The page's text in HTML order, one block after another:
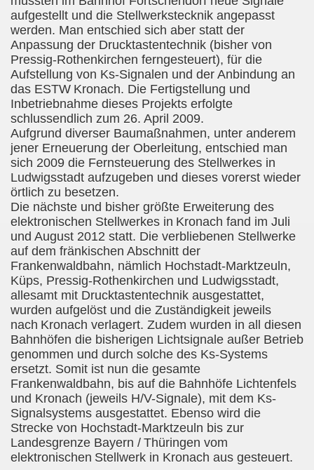
aufgestellt und die Stellwerkstecknik angepasst
werden. Man entschied sich aber statt der
Anpassung der Drucktastentechnik (bisher von
Pressig-Rothenkirchen ferngesteuert), für die
Aufstellung von Ks-Signalen und der Anbindung an
das ESTW Kronach. Die Fertigstellung und
Inbetriebnahme dieses Projekts erfolgte
schlussendlich zum 26. April 2009.
Aufgrund diverser Baumaßnahmen, unter anderem
jener Erneuerung der Oberleitung, entschied man
sich 2009 die Fernsteuerung des Stellwerkes in
Ludwigsstadt aufzugeben und dieses vorerst wieder
örtlich zu besetzen.
Die nächste und bisher größte Erweiterung des
elektronischen Stellwerkes in Kronach fand im Juli
und August 2012 statt. Die verbliebenen Stellwerke
auf dem fränkischen Abschnitt der
Frankenwaldbahn, nämlich Hochstadt-Marktzeuln,
Küps, Pressig-Rothenkirchen und Ludwigsstadt,
allesamt mit Drucktastentechnik ausgestattet,
wurden aufgelöst und die Zuständigkeit jeweils
nach Kronach verlagert. Zudem wurden in all diesen
Bahnhöfen die bisherigen Lichtsignale außer Betrieb
genommen und durch solche des Ks-Systems
ersetzt. Somit ist nun die gesamte
Frankenwaldbahn, bis auf die Bahnhöfe Lichtenfels
und Kronach (jeweils H/V-Signale), mit dem Ks-
Signalsystems ausgestattet. Ebenso wird die
Strecke von Hochstadt-Marktzeuln bis zur
Landesgrenze Bayern / Thüringen vom
elektronischen Stellwerk in Kronach aus gesteuert.